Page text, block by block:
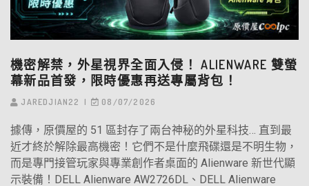
機密解禁，外星視界全面入侵！ ALIENWARE 雙螢
幕新品首發，限時優惠再送專屬背包！
JAREDJIAN22 08/07/2026
據傳，原價屋的 51 區封存了兩台神秘的外星科技… 直到最
近才終於解除最高機密！它們不是什麼飛碟還是不明生物，
而是專門接管玩家與專業創作者桌面的 Alienware 新世代顯
示裝備！DELL Alienware AW2726DL、DELL Alienware